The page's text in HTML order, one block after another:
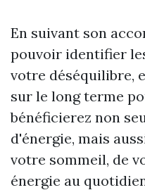
En suivant son
pouvoir identifier
votre déséquilibre,
sur le long terme
bénéficierez non
d'énergie, mais
votre sommeil, de
énergie au